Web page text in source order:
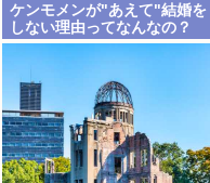
ケンモメンが"あえて"結婚を
しない理由ってなんなの？